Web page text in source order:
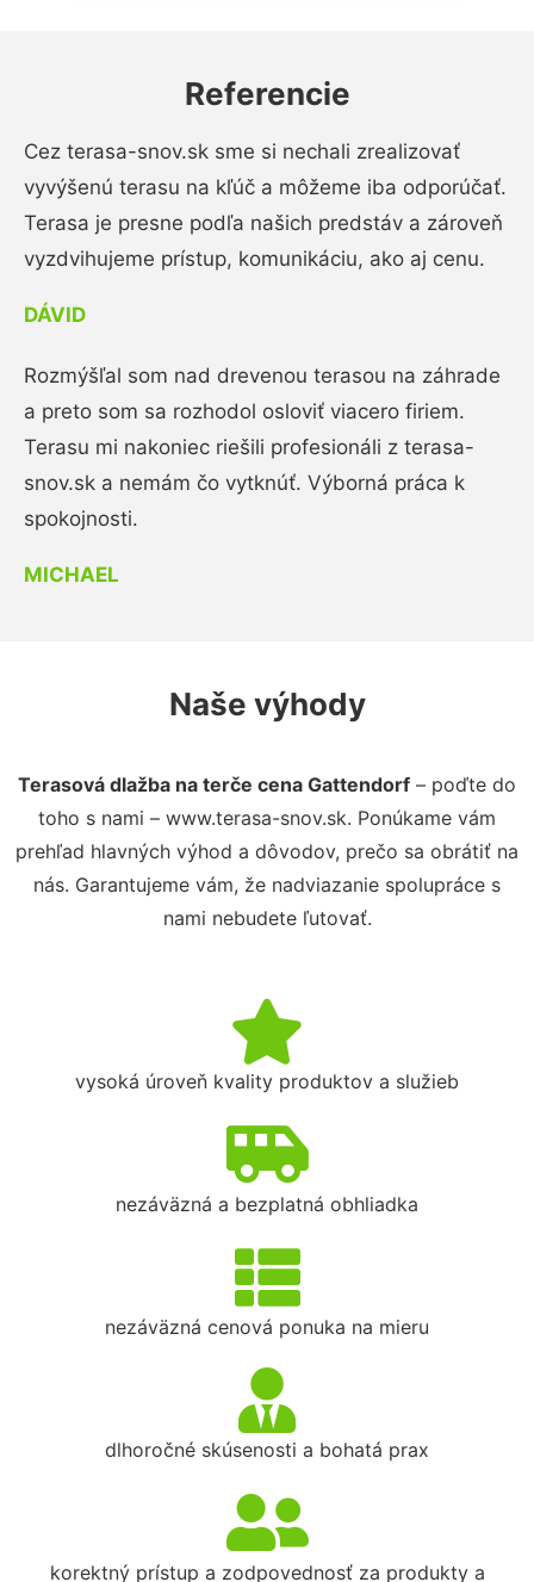
Referencie
Cez terasa-snov.sk sme si nechali zrealizovať
vyvýšenú terasu na kľúč a môžeme iba odporúčať.
Terasa je presne podľa našich predstáv a zároveň
vyzdvihujeme prístup, komunikáciu, ako aj cenu.
DÁVID
Rozmýšľal som nad drevenou terasou na záhrade
a preto som sa rozhodol osloviť viacero firiem.
Terasu mi nakoniec riešili profesionáli z terasa-
snov.sk a nemám čo vytknúť. Výborná práca k
spokojnosti.
MICHAEL
Naše výhody
Terasová dlažba na terče cena Gattendorf – poďte do
toho s nami – www.terasa-snov.sk. Ponúkame vám
prehľad hlavných výhod a dôvodov, prečo sa obrátiť na
nás. Garantujeme vám, že nadviazanie spolupráce s
nami nebudete ľutovať.
vysoká úroveň kvality produktov a služieb
nezáväzná a bezplatná obhliadka
nezáväzná cenová ponuka na mieru
dlhoročné skúsenosti a bohatá prax
korektný prístup a zodpovednosť za produkty a